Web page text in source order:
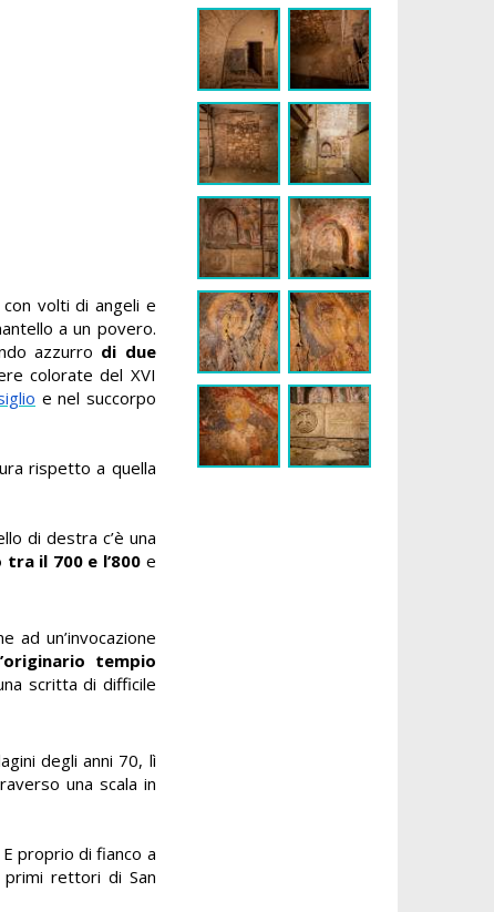
volti di angeli e
a un povero.
azzurro di due
colorate del XVI
e nel succorpo
rispetto a quella
di destra c’è una
il 700 e l’800 e
ad un’invocazione
tempio
scritta di difficile
degli anni 70, lì
una scala in
proprio di fianco a
rettori di San